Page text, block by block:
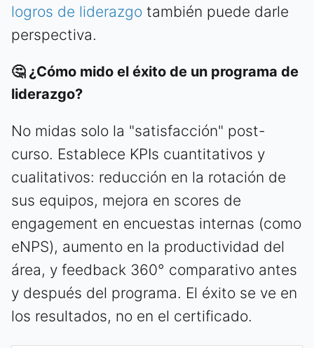
logros de liderazgo también puede darle
perspectiva.
🤔 ¿Cómo mido el éxito de un programa de
liderazgo?
No midas solo la "satisfacción" post-
curso. Establece KPIs cuantitativos y
cualitativos: reducción en la rotación de
sus equipos, mejora en scores de
engagement en encuestas internas (como
eNPS), aumento en la productividad del
área, y feedback 360° comparativo antes
y después del programa. El éxito se ve en
los resultados, no en el certificado.